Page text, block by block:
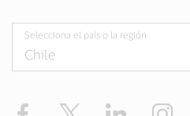
Selecciona el país o la región
Facebook Twitter LinkedIn